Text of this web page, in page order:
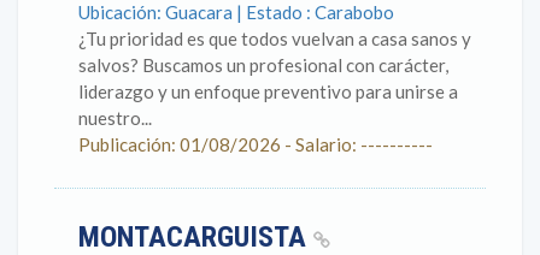
Ubicación: Guacara | Estado : Carabobo
¿Tu prioridad es que todos vuelvan a casa sanos y
salvos? Buscamos un profesional con carácter,
liderazgo y un enfoque preventivo para unirse a
nuestro...
Publicación: 01/08/2026 - Salario: ----------
MONTACARGUISTA